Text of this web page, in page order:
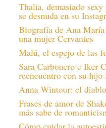
Thalia, demasiado
se desnuda en su
Biografía de Ana
una mujer Cervantes
Malú, el espejo de las
Sara Carbonero e Iker
reencuentro con su
Anna Wintour: el
Frases de amor de
más sabe de